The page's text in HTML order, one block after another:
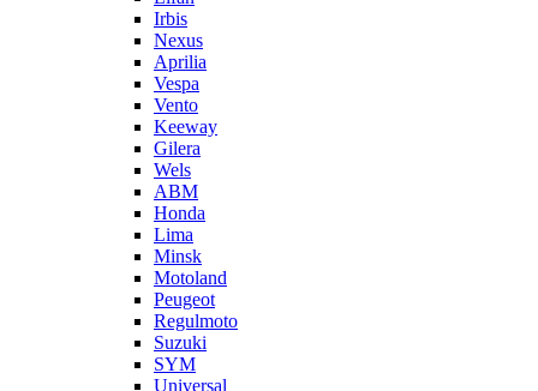
Irbis
Nexus
Aprilia
Vespa
Vento
Keeway
Gilera
Wels
ABM
Honda
Lima
Minsk
Motoland
Peugeot
Regulmoto
Suzuki
SYM
Universal